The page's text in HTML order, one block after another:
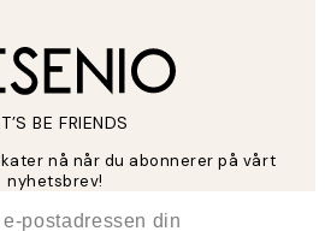
BE FRIENDS
nå når du abonnerer på vårt
nyhetsbrev!